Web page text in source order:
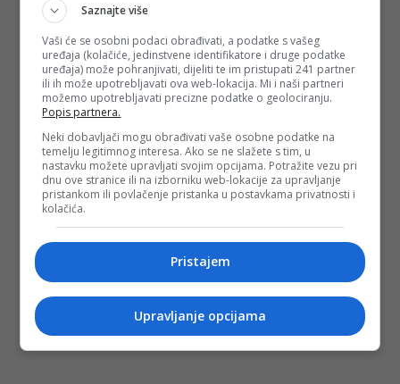
Depo.ba pratite putem društvenih mreža Twitter i
Saznajte više
Vaši će se osobni podaci obrađivati, a podatke s vašeg
uređaja (kolačiće, jedinstvene identifikatore i druge podatke
uređaja) može pohranjivati, dijeliti te im pristupati 241 partner
ili ih može upotrebljavati ova web-lokacija. Mi i naši partneri
možemo upotrebljavati precizne podatke o geolociranju.
Popis partnera.
Neki dobavljači mogu obrađivati vaše osobne podatke na
temelju legitimnog interesa. Ako se ne slažete s tim, u
nastavku možete upravljati svojim opcijama. Potražite vezu pri
dnu ove stranice ili na izborniku web-lokacije za upravljanje
pristankom ili povlačenje pristanka u postavkama privatnosti i
kolačića.
Pristajem
Upravljanje opcijama